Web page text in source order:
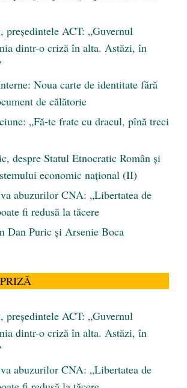
președintele ACT: „Guvernul
dintr-o criză în alta. Astăzi, în
Noua carte de identitate fără
de călătorie
„Fă-te frate cu dracul, pînă treci
despre Statul Etnocratic Român şi
economic naţional (II)
abuzurilor CNA: „Libertatea de
fi redusă la tăcere
Dan Puric şi Arsenie Boca
președintele ACT: „Guvernul
dintr-o criză în alta. Astăzi, în
abuzurilor CNA: „Libertatea de